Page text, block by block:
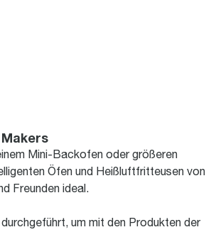
Mini-Backofen oder größeren
Öfen und Heißluftfritteusen von
Freunden ideal.
um mit den Produkten der